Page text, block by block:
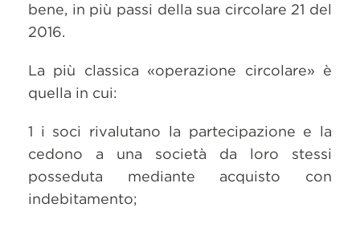
bene, in più passi della sua circolare 21 del
2016.
La più classica «operazione circolare» è
quella in cui:
1 i soci rivalutano la partecipazione e la
cedono a una società da loro stessi
posseduta mediante acquisto con
indebitamento;